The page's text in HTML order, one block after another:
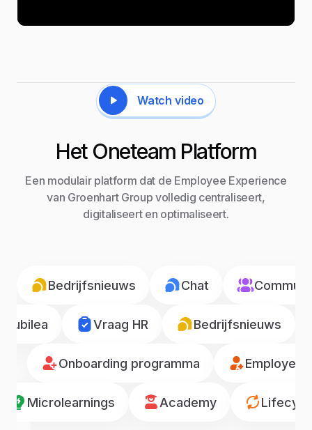
Watch video
Het Oneteam Platform
Een modulair platform dat de Employee Experience
van Groenhart Group volledig centraliseert,
digitaliseert en optimaliseert.
Bedrijfsnieuws Chat
Jubilea Vraag HR Bedrijfsnieuws
Onboarding programma Employee
Microlearnings Academy